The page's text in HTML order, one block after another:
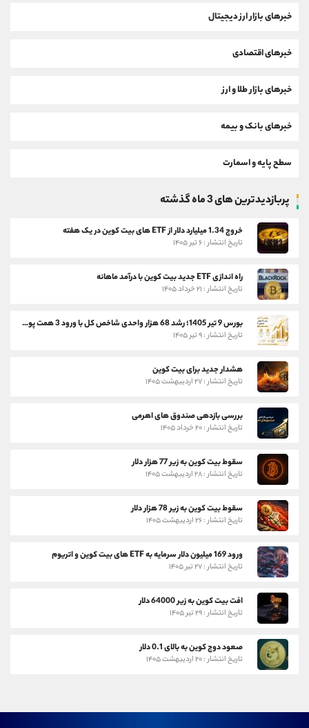
خبرهای بازار ارز دیجیتال
خبرهای اقتصادی
خبرهای بازار طلا و ارز
خبرهای بانک و بیمه
سطح پایه و اسمارت
پربازدیدترین های 3 ماه گذشته
خروج 1.34 میلیارد دلار از ETF های بیت کوین در یک هفته
تاریخ انتشار : ۶ تیر ۱۴۰۵
راه اندازی ETF جدید بیت کوین با درآمد ماهانه
تاریخ انتشار : ۲۱ خرداد ۱۴۰۵
بورس 9 تیر 1405؛ رشد 68 هزار واحدی شاخص کل با ورود 3 همت پول حقیقی
تاریخ انتشار : ۹ تیر ۱۴۰۵
هشدار جدید برای بیت کوین
تاریخ انتشار : ۲۷ اردیبهشت ۱۴۰۵
بررسی بازدهی صندوق های اهرمی
تاریخ انتشار : ۲۰ خرداد ۱۴۰۵
سقوط بیت کوین به زیر 77 هزار دلار
تاریخ انتشار : ۲۸ اردیبهشت ۱۴۰۵
سقوط بیت کوین به زیر 78 هزار دلار
تاریخ انتشار : ۲۶ اردیبهشت ۱۴۰۵
ورود 169 میلیون دلار سرمایه به ETF های بیت کوین و اتریوم
تاریخ انتشار : ۲۷ تیر ۱۴۰۵
افت بیت کوین به زیر 64000 دلار
تاریخ انتشار : ۲۹ تیر ۱۴۰۵
صعود دوج کوین به بالای 0.1 دلار
تاریخ انتشار : ۲۰ اردیبهشت ۱۴۰۵